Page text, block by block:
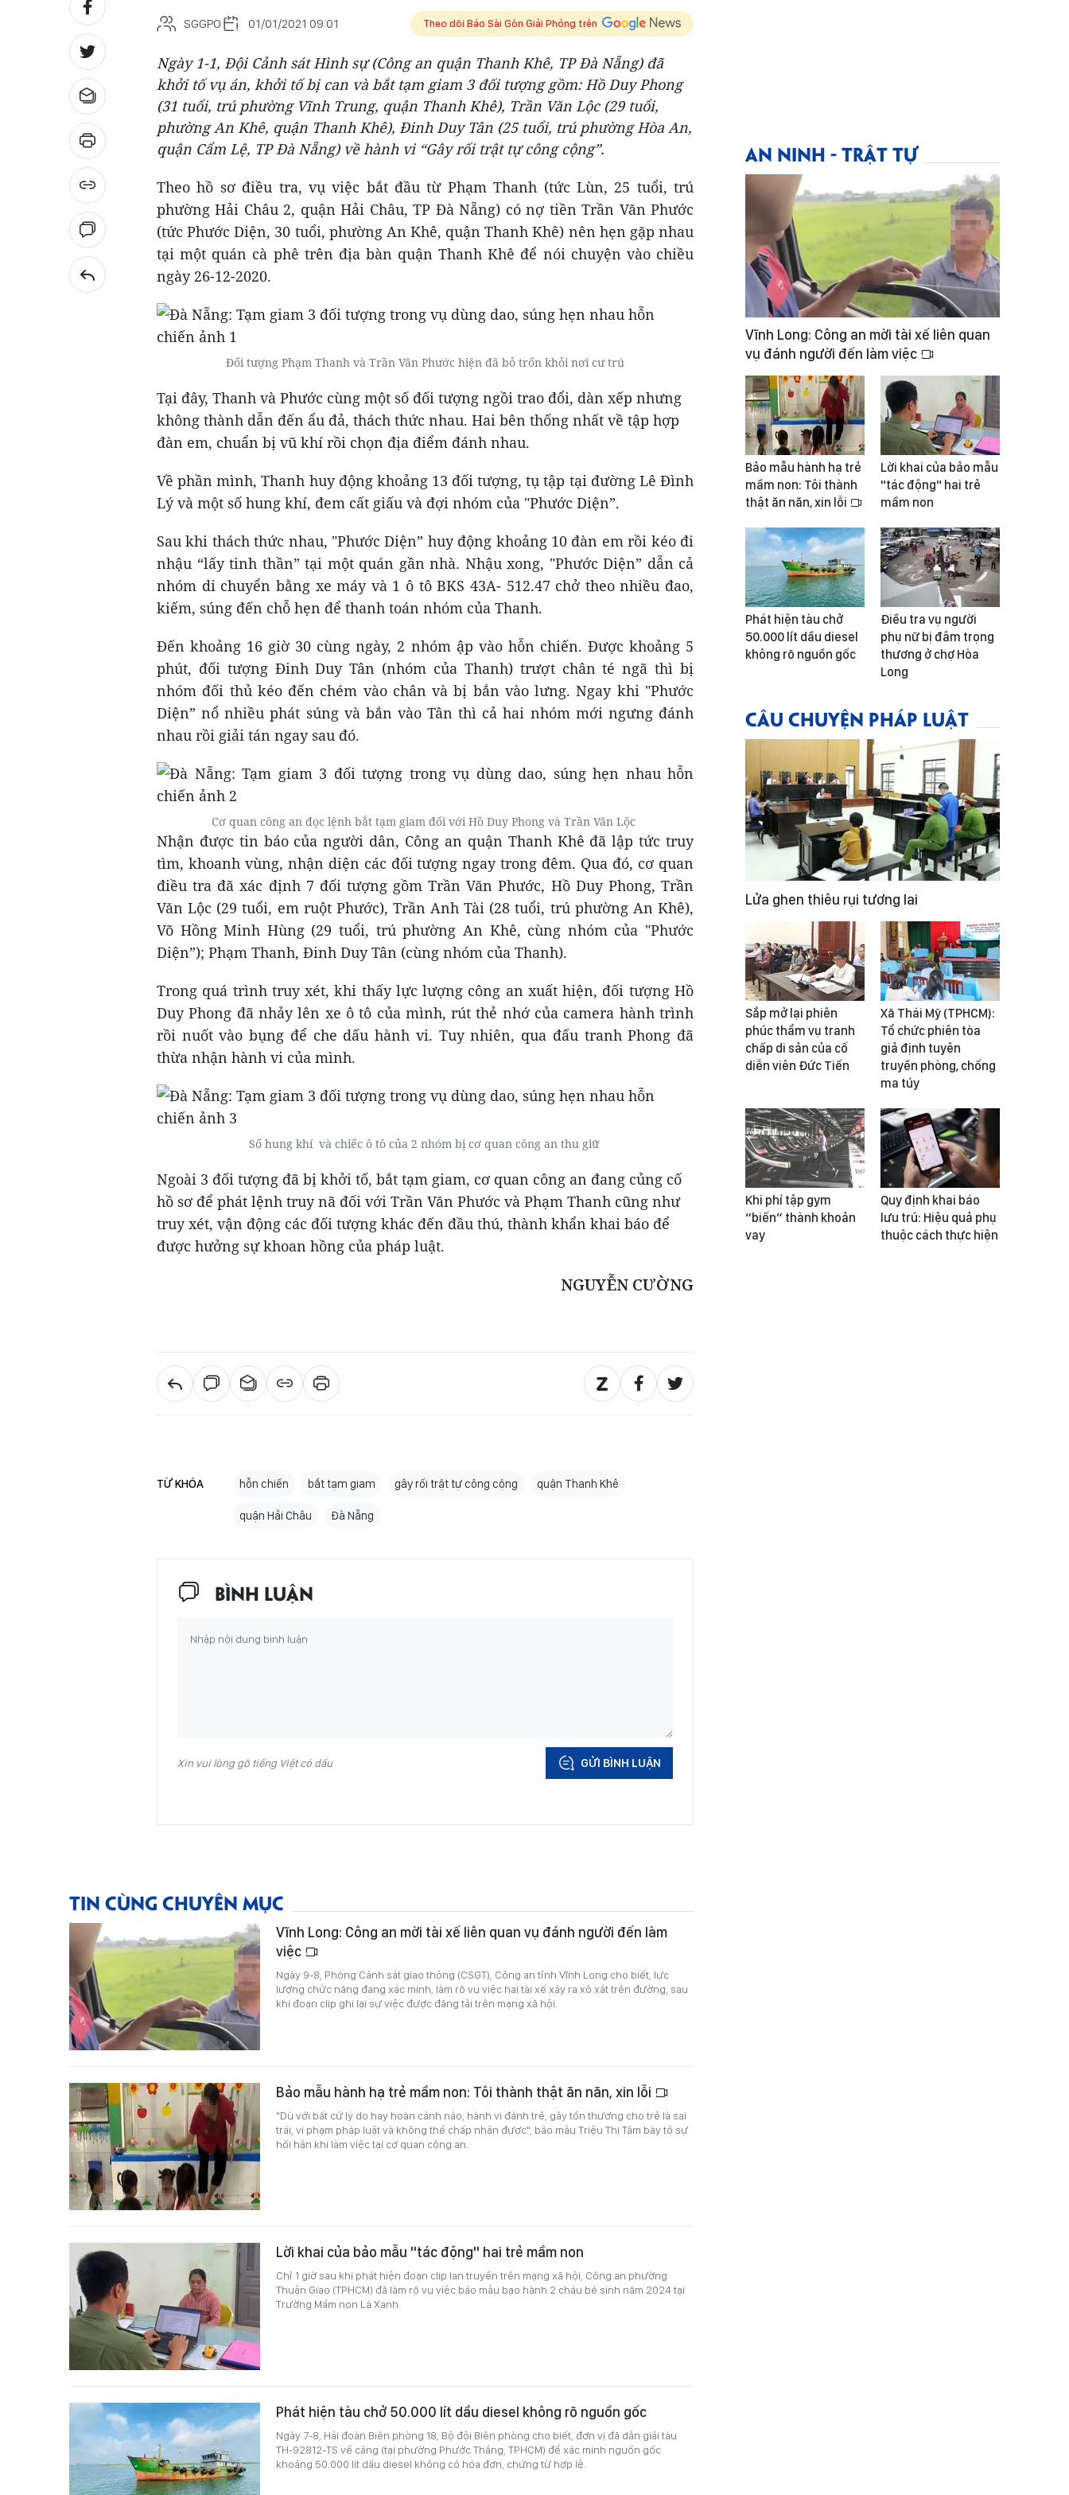
SGGPO 01/01/2021 09:01 Theo dõi Báo Sài Gòn Giải Phóng trên
Ngày 1-1, Đội Cảnh sát Hình sự (Công an quận Thanh Khê, TP Đà Nẵng) đã
khởi tố vụ án, khởi tố bị can và bắt tạm giam 3 đối tượng gồm: Hồ Duy Phong
(31 tuổi, trú phường Vĩnh Trung, quận Thanh Khê), Trần Văn Lộc (29 tuổi,
phường An Khê, quận Thanh Khê), Đinh Duy Tân (25 tuổi, trú phường Hòa An,
quận Cẩm Lệ, TP Đà Nẵng) về hành vi “Gây rối trật tự công cộng”.
Theo hồ sơ điều tra, vụ việc bắt đầu từ Phạm Thanh (tức Lùn, 25 tuổi, trú
phường Hải Châu 2, quận Hải Châu, TP Đà Nẵng) có nợ tiền Trần Văn Phước
(tức Phước Diện, 30 tuổi, phường An Khê, quận Thanh Khê) nên hẹn gặp nhau
tại một quán cà phê trên địa bàn quận Thanh Khê để nói chuyện vào chiều
ngày 26-12-2020.
Đối tượng Phạm Thanh và Trần Văn Phước hiện đã bỏ trốn khỏi nơi cư trú
Tại đây, Thanh và Phước cùng một số đối tượng ngồi trao đổi, dàn xếp nhưng
không thành dẫn đến ẩu đả, thách thức nhau. Hai bên thống nhất về tập hợp
đàn em, chuẩn bị vũ khí rồi chọn địa điểm đánh nhau.
Về phần mình, Thanh huy động khoảng 13 đối tượng, tụ tập tại đường Lê Đình
Lý và một số hung khí, đem cất giấu và đợi nhóm của "Phước Diện”.
Sau khi thách thức nhau, "Phước Diện” huy động khoảng 10 đàn em rồi kéo đi
nhậu “lấy tinh thần” tại một quán gần nhà. Nhậu xong, "Phước Diện” dẫn cả
nhóm di chuyển bằng xe máy và 1 ô tô BKS 43A- 512.47 chở theo nhiều đao,
kiếm, súng đến chỗ hẹn để thanh toán nhóm của Thanh.
Đến khoảng 16 giờ 30 cùng ngày, 2 nhóm ập vào hỗn chiến. Được khoảng 5
phút, đối tượng Đinh Duy Tân (nhóm của Thanh) trượt chân té ngã thì bị
nhóm đối thủ kéo đến chém vào chân và bị bắn vào lưng. Ngay khi "Phước
Diện” nổ nhiều phát súng và bắn vào Tân thì cả hai nhóm mới ngưng đánh
nhau rồi giải tán ngay sau đó.
Cơ quan công an đọc lệnh bắt tạm giam đối với Hồ Duy Phong và Trần Văn Lộc
Nhận được tin báo của người dân, Công an quận Thanh Khê đã lập tức truy
tìm, khoanh vùng, nhận diện các đối tượng ngay trong đêm. Qua đó, cơ quan
điều tra đã xác định 7 đối tượng gồm Trần Văn Phước, Hồ Duy Phong, Trần
Văn Lộc (29 tuổi, em ruột Phước), Trần Anh Tài (28 tuổi, trú phường An Khê),
Võ Hồng Minh Hùng (29 tuổi, trú phường An Khê, cùng nhóm của "Phước
Diện”); Phạm Thanh, Đinh Duy Tân (cùng nhóm của Thanh).
Trong quá trình truy xét, khi thấy lực lượng công an xuất hiện, đối tượng Hồ
Duy Phong đã nhảy lên xe ô tô của mình, rút thẻ nhớ của camera hành trình
rồi nuốt vào bụng để che dấu hành vi. Tuy nhiên, qua đấu tranh Phong đã
thừa nhận hành vi của mình.
Số hung khí và chiếc ô tô của 2 nhóm bị cơ quan công an thu giữ
Ngoài 3 đối tượng đã bị khởi tố, bắt tạm giam, cơ quan công an đang củng cố
hồ sơ để phát lệnh truy nã đối với Trần Văn Phước và Phạm Thanh cũng như
truy xét, vận động các đối tượng khác đến đầu thú, thành khẩn khai báo để
được hưởng sự khoan hồng của pháp luật.
NGUYỄN CƯỜNG
TỪ KHÓA hỗn chiến bắt tạm giam gây rối trật tự công cộng quận Thanh Khê
quận Hải Châu Đà Nẵng
BÌNH LUẬN
Xin vui lòng gõ tiếng Việt có dấu GỬI BÌNH LUẬN
TIN CÙNG CHUYÊN MỤC
Vĩnh Long: Công an mời tài xế liên quan vụ đánh người đến làm
việc
Ngày 9-8, Phòng Cảnh sát giao thông (CSGT), Công an tỉnh Vĩnh Long cho biết, lực
lượng chức năng đang xác minh, làm rõ vụ việc hai tài xế xảy ra xô xát trên đường, sau
khi đoạn clip ghi lại sự việc được đăng tải trên mạng xã hội.
Bảo mẫu hành hạ trẻ mầm non: Tôi thành thật ăn năn, xin lỗi
"Dù với bất cứ lý do hay hoàn cảnh nào, hành vi đánh trẻ, gây tổn thương cho trẻ là sai
trái, vi phạm pháp luật và không thể chấp nhận được", bảo mẫu Triệu Thị Tâm bày tỏ sự
hối hận khi làm việc tại cơ quan công an.
Lời khai của bảo mẫu "tác động" hai trẻ mầm non
Chỉ 1 giờ sau khi phát hiện đoạn clip lan truyền trên mạng xã hội, Công an phường
Thuận Giao (TPHCM) đã làm rõ vụ việc bảo mẫu bạo hành 2 cháu bé sinh năm 2024 tại
Trường Mầm non Lá Xanh.
Phát hiện tàu chở 50.000 lít dầu diesel không rõ nguồn gốc
Ngày 7-8, Hải đoàn Biên phòng 18, Bộ đội Biên phòng cho biết, đơn vị đã dẫn giải tàu
TH-92812-TS về cảng (tại phường Phước Thắng, TPHCM) để xác minh nguồn gốc
khoảng 50.000 lít dầu diesel không có hóa đơn, chứng từ hợp lệ.
AN NINH - TRẬT TỰ
Vĩnh Long: Công an mời tài xế liên quan
vụ đánh người đến làm việc
Bảo mẫu hành hạ trẻ
mầm non: Tôi thành
thật ăn năn, xin lỗi
Lời khai của bảo mẫu
"tác động" hai trẻ
mầm non
Phát hiện tàu chở
50.000 lít dầu diesel
không rõ nguồn gốc
Điều tra vụ người
phụ nữ bị đâm trọng
thương ở chợ Hòa
Long
CÂU CHUYỆN PHÁP LUẬT
Lửa ghen thiêu rụi tương lai
Sắp mở lại phiên
phúc thẩm vụ tranh
chấp di sản của cố
diễn viên Đức Tiến
Xã Thái Mỹ (TPHCM):
Tổ chức phiên tòa
giả định tuyên
truyền phòng, chống
ma túy
Khi phí tập gym
“biến” thành khoản
vay
Quy định khai báo
lưu trú: Hiệu quả phụ
thuộc cách thực hiện